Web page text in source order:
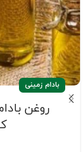
بادام زمینی
روغن